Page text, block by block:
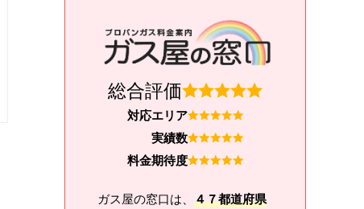
総合評価
対応エリア
実績数
料金期待度
ガス屋の窓口は、 ４７都道府県